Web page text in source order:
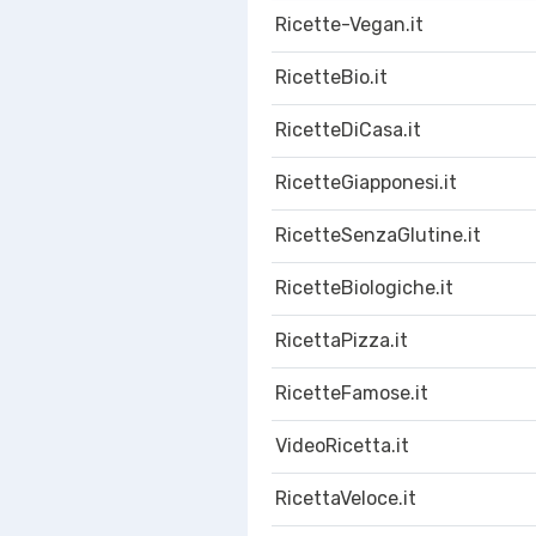
Ricette-Vegan.it
RicetteBio.it
RicetteDiCasa.it
RicetteGiapponesi.it
RicetteSenzaGlutine.it
RicetteBiologiche.it
RicettaPizza.it
RicetteFamose.it
VideoRicetta.it
RicettaVeloce.it